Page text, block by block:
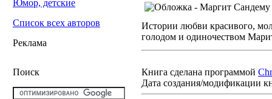
Юмор, детские
Список всех авторов
Реклама
Поиск
Истории любви красивого,
голодом и одиночеством
Книга сделана программой
Дата создания/модификации